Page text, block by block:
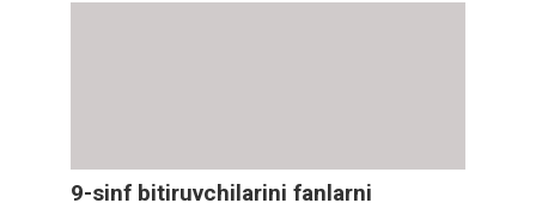
9-sinf bitiruvchilarini fanlarni